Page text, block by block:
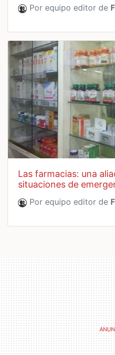
Por equipo editor de
las farmacias: una aliada imprescindible en
situaciones de
Por equipo editor de